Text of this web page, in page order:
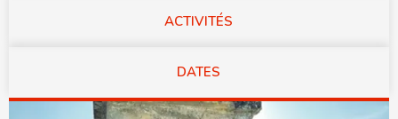
ACTIVITÉS
DATES